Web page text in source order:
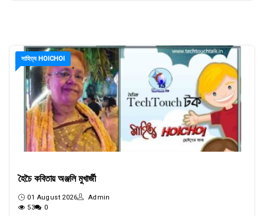
সাহিত্য HOICHOI
হৈচৈ কবিতায় অঞ্জলি মুখার্জী
01 August 2026
Admin
53
0